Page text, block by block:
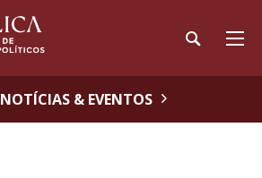
NOTÍCIAS & EVENTOS